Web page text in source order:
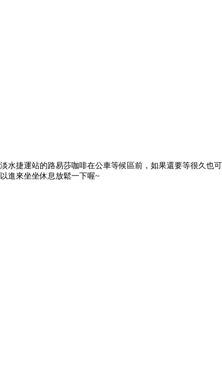
淡水捷運站的路易莎咖啡在公車等候區前，如果還要等很久也可
以進來坐坐休息放鬆一下喔~